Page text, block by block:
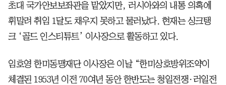
초대 국가안보보좌관을 맡았지만, 러시아와의 내통 의혹에
휘말려 취임 1달도 채우지 못하고 물러났다. 현재는 싱크탱
크 ‘골드 인스티튜트’ 이사장으로 활동하고 있다.
임호영 한미동맹재단 이사장은 이날 “한미상호방위조약이
체결된 1953년 이전 70여년 동안 한반도는 청일전쟁·러일전